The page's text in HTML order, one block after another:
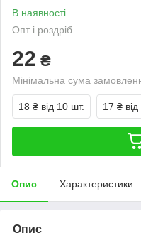
В наявності
Опт і роздріб
22 ₴
Мінімальна сума
18 ₴ від 10 шт. 17 ₴
Опис Характеристики
Опис